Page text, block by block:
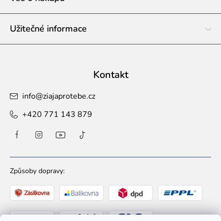
Užitečné informace
Kontakt
info@ziajaprotebe.cz
+420 771 143 879
Způsoby dopravy: